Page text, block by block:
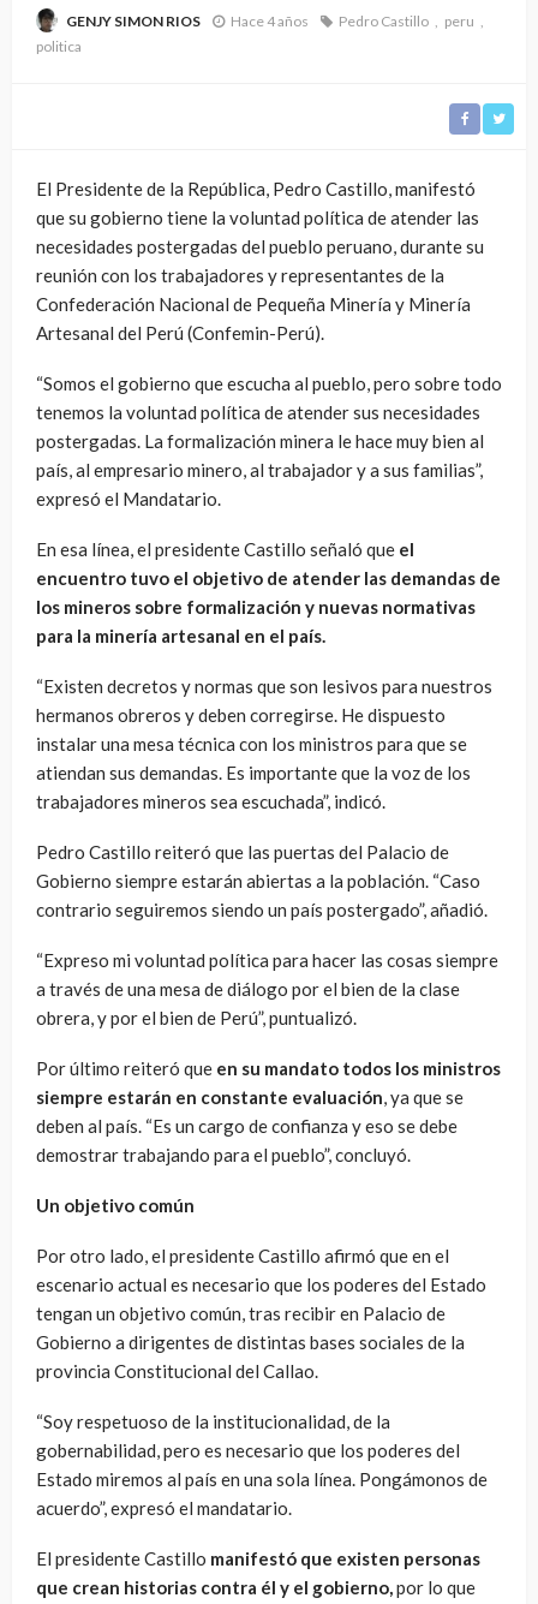
GENJY SIMON RIOS Hace 4 años Pedro Castillo
peru
politica
El Presidente de la República, Pedro Castillo, manifestó
que su gobierno tiene la voluntad política de atender las
necesidades postergadas del pueblo peruano, durante su
reunión con los trabajadores y representantes de la
Confederación Nacional de Pequeña Minería y Minería
Artesanal del Perú (Confemin-Perú).
“Somos el gobierno que escucha al pueblo, pero sobre todo
tenemos la voluntad política de atender sus necesidades
postergadas. La formalización minera le hace muy bien al
país, al empresario minero, al trabajador y a sus familias”,
expresó el Mandatario.
En esa línea, el presidente Castillo señaló que el
encuentro tuvo el objetivo de atender las demandas de
los mineros sobre formalización y nuevas normativas
para la minería artesanal en el país.
“Existen decretos y normas que son lesivos para nuestros
hermanos obreros y deben corregirse. He dispuesto
instalar una mesa técnica con los ministros para que se
atiendan sus demandas. Es importante que la voz de los
trabajadores mineros sea escuchada”, indicó.
Pedro Castillo reiteró que las puertas del Palacio de
Gobierno siempre estarán abiertas a la población. “Caso
contrario seguiremos siendo un país postergado”, añadió.
“Expreso mi voluntad política para hacer las cosas siempre
a través de una mesa de diálogo por el bien de la clase
obrera, y por el bien de Perú”, puntualizó.
Por último reiteró que en su mandato todos los ministros
siempre estarán en constante evaluación, ya que se
deben al país. “Es un cargo de confianza y eso se debe
demostrar trabajando para el pueblo”, concluyó.
Un objetivo común
Por otro lado, el presidente Castillo afirmó que en el
escenario actual es necesario que los poderes del Estado
tengan un objetivo común, tras recibir en Palacio de
Gobierno a dirigentes de distintas bases sociales de la
provincia Constitucional del Callao.
“Soy respetuoso de la institucionalidad, de la
gobernabilidad, pero es necesario que los poderes del
Estado miremos al país en una sola línea. Pongámonos de
acuerdo”, expresó el mandatario.
El presidente Castillo manifestó que existen personas
que crean historias contra él y el gobierno,por lo que